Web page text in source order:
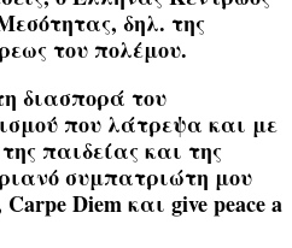
δηλ. της
του πολέμου.
διασπορά του
που λάτρεψα και με
παιδείας και της
συμπατριώτη μου
Diem και give peace a